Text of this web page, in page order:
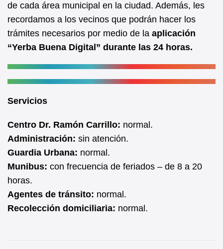
de cada área municipal en la ciudad. Además, les
recordamos a los vecinos que podrán hacer los
trámites necesarios por medio de la aplicación
“Yerba Buena Digital” durante las 24 horas.
Servicios
Centro Dr. Ramón Carrillo: normal.
Administración: sin atención.
Guardia Urbana: normal.
Munibus: con frecuencia de feriados – de 8 a 20
horas.
Agentes de tránsito: normal.
Recolección domiciliaria: normal.